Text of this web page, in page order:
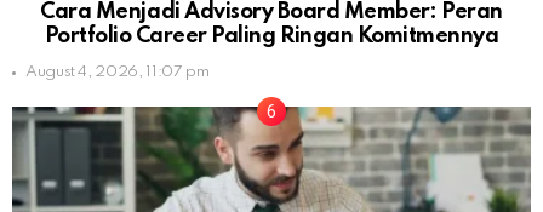
Cara Menjadi Advisory Board Member: Peran
Portfolio Career Paling Ringan Komitmennya
August 4, 2026, 11:07 pm